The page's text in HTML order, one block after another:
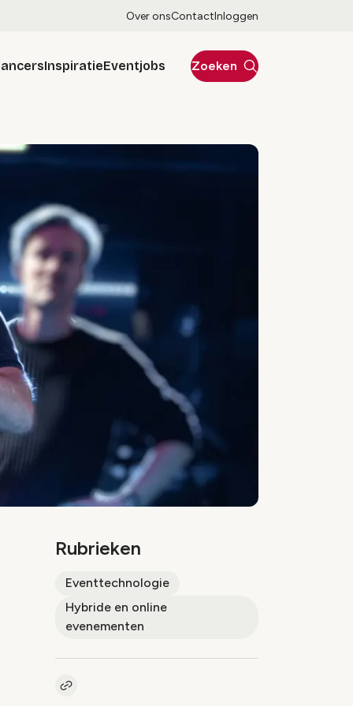
Over onsContactInloggen
InspiratieEventjobs Zoeken
Rubrieken
Eventtechnologie
Hybride en online
evenementen
Kopieer link naar artikel